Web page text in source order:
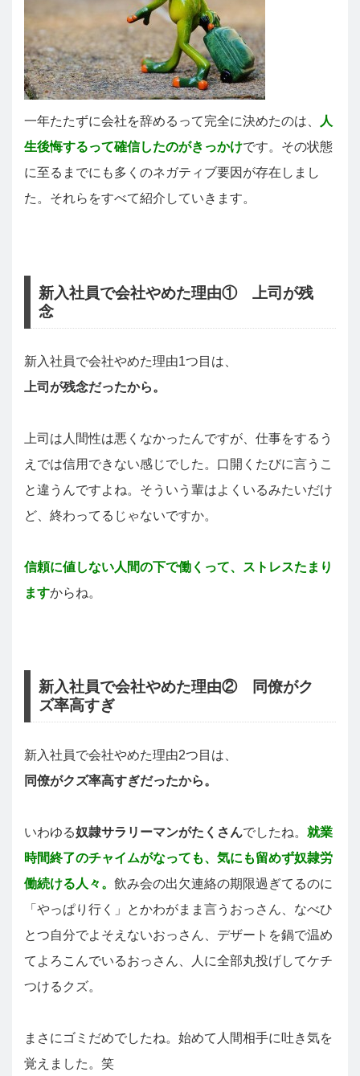
一年たたずに会社を辞めるって完全に決めたのは、
人
生後悔するって確信したのがきっかけです。その状態
に至るまでにも多くのネガティブ要因が存在しまし
た。それらをすべて紹介していきます。
新入社員で会社やめた理由① 上司が残
念
新入社員で会社やめた理由1つ目は、
上司が残念だったから。
上司は人間性は悪くなかったんですが、仕事をするう
えでは信用できない感じでした。口開くたびに言うこ
と違うんですよね。そういう輩はよくいるみたいだけ
ど、終わってるじゃないですか。
信頼に値しない人間の下で働くって、ストレスたまり
ますからね。
新入社員で会社やめた理由② 同僚がク
ズ率高すぎ
新入社員で会社やめた理由2つ目は、
同僚がクズ率高すぎだったから。
いわゆる奴隷サラリーマンがたくさんでしたね。 就業
時間終了のチャイムがなっても、気にも留めず奴隷労
働続ける人々。 飲み会の出欠連絡の期限過ぎてるのに
「やっぱり行く」とかわがまま言うおっさん、なべひ
とつ自分でよそえないおっさん、デザートを鍋で温め
てよろこんでいるおっさん、人に全部丸投げしてケチ
つけるクズ。
まさにゴミだめでしたね。始めて人間相手に吐き気を
覚えました。笑